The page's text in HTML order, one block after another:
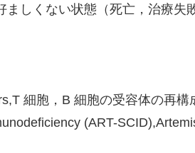
ましくない状態（死亡，治療失
細胞，B 細胞の受容体の再構
(ART-